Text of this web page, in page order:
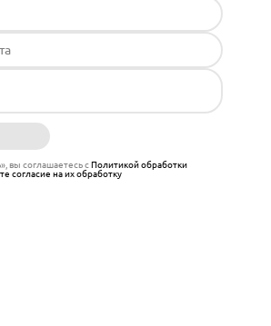
вы соглашаетесь сПолитикой обработки
согласие на их обработку